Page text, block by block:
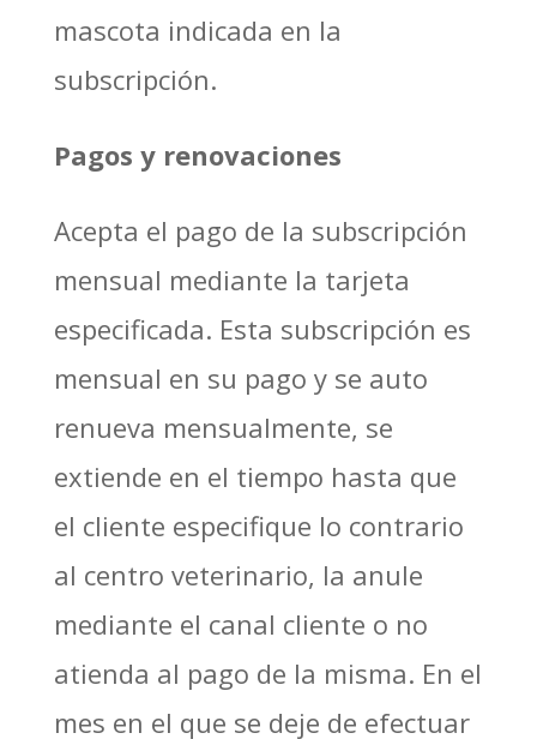
mascota indicada en la
subscripción.
Pagos y renovaciones
Acepta el pago de la subscripción
mensual mediante la tarjeta
especificada. Esta subscripción es
mensual en su pago y se auto
renueva mensualmente, se
extiende en el tiempo hasta que
el cliente especifique lo contrario
al centro veterinario, la anule
mediante el canal cliente o no
atienda al pago de la misma. En el
mes en el que se deje de efectuar